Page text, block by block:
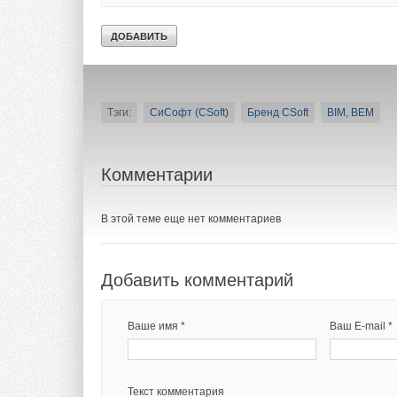
Тэги: СиСофт (CSoft) Бренд CSoft BIM, BEM
Комментарии
В этой теме еще нет комментариев
Добавить комментарий
Ваше имя * Ваш E-mail *
Текст комментария